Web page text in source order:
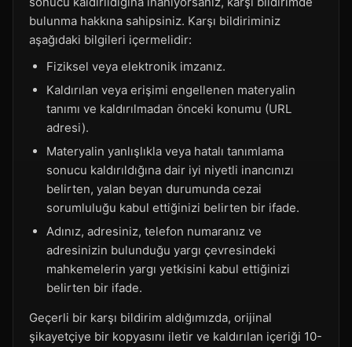
bulunma hakkına sahipsiniz. Karşı bildiriminiz
aşağıdaki bilgileri içermelidir:
Fiziksel veya elektronik imzanız.
Kaldırılan veya erişimi engellenen materyalin
tanımı ve kaldırılmadan önceki konumu (URL
adresi).
Materyalin yanlışlıkla veya hatalı tanımlama
sonucu kaldırıldığına dair iyi niyetli inancınızı
belirten, yalan beyan durumunda cezai
sorumluluğu kabul ettiğinizi belirten bir ifade.
Adınız, adresiniz, telefon numaranız ve
adresinizin bulunduğu yargı çevresindeki
mahkemelerin yargı yetkisini kabul ettiğinizi
belirten bir ifade.
Geçerli bir karşı bildirim aldığımızda, orijinal
şikayetçiye bir kopyasını iletir ve kaldırılan içeriği 10-